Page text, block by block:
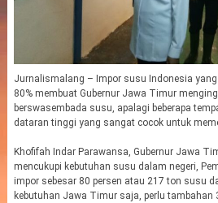
Jurnalismalang – Impor susu Indonesia
80% membuat Gubernur Jawa Timur
berswasembada susu, apalagi beberapa
dataran tinggi yang sangat cocok untuk
Khofifah Indar Parawansa, Gubernur Jawa
mencukupi kebutuhan susu dalam negeri,
impor sebesar 80 persen atau 217 ton susu
kebutuhan Jawa Timur saja, perlu tambahan